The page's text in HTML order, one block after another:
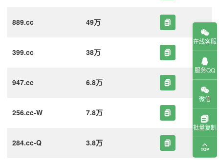
889.cc 49万
399.cc 38万
947.cc 6.8万
256.cc-W 7.8万
284.cc-Q 3.8万
在线客服
服务QQ
微信
批量复制